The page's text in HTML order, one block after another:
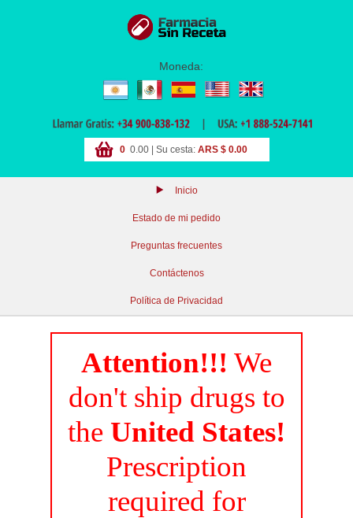
Moneda:
0 0.00 | Su cesta: ARS $ 0.00
Inicio
Estado de mi pedido
Preguntas frecuentes
Contáctenos
Política de Privacidad
Attention!!! We
don't ship drugs to
the United States!
Prescription
required for